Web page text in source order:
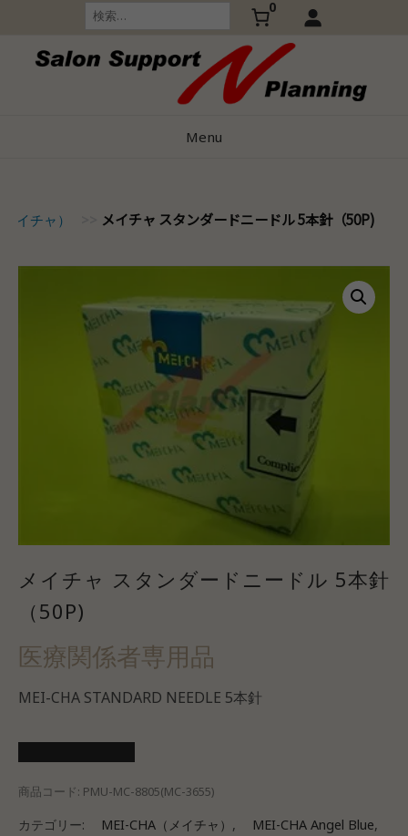
content
検
索:
0
Menu
イチャ） メイチャ スタンダードニードル 5本針（50P)
メイチャ スタンダードニードル 5本針
（50P)
医療関係者専用品
MEI-CHA STANDARD NEEDLE 5本針
商品コード: PMU-MC-8805(MC-3655)
カテゴリー: MEI-CHA（メイチャ） , MEI-CHA Angel Blue,